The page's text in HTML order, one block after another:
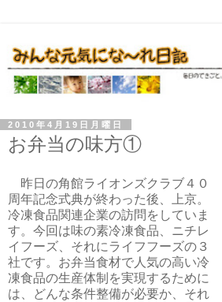
2010年4月19日月曜日
お弁当の味方①
昨日の角館ライオンズクラブ４０
周年記念式典が終わった後、上京。
冷凍食品関連企業の訪問をしていま
す。今回は味の素冷凍食品、ニチレ
イフーズ、それにライフフーズの３
社です。お弁当食材で人気の高い冷
凍食品の生産体制を実現するために
は、どんな条件整備が必要か、それ